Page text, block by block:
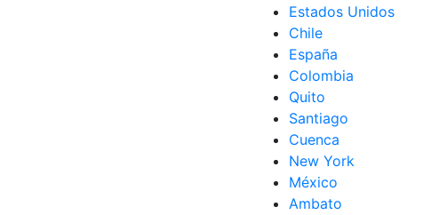
Estados Unidos
Chile
España
Colombia
Quito
Santiago
Cuenca
New York
México
Ambato